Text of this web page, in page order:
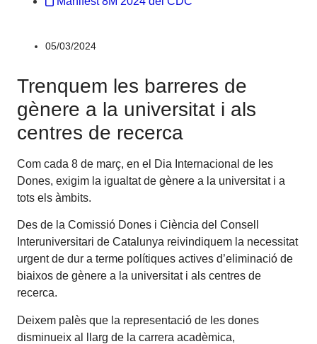
05/03/2024
Trenquem les barreres de
gènere a la universitat i als
centres de recerca
Com cada 8 de març, en el Dia Internacional de les
Dones, exigim la igualtat de gènere a la universitat i a
tots els àmbits.
Des de la Comissió Dones i Ciència del Consell
Interuniversitari de Catalunya reivindiquem la necessitat
urgent de dur a terme polítiques actives d’eliminació de
biaixos de gènere a la universitat i als centres de
recerca.
Deixem palès que la representació de les dones
disminueix al llarg de la carrera acadèmica,